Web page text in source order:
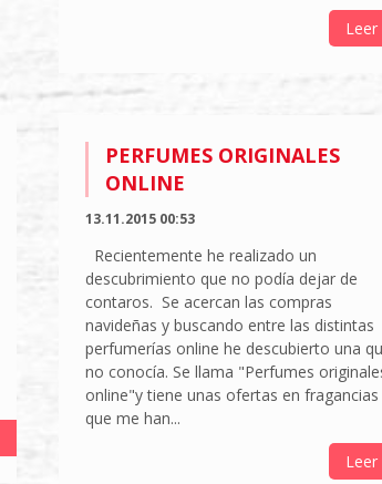
Leer
PERFUMES ORIGINALES
ONLINE
13.11.2015 00:53
Recientemente he realizado un
descubrimiento que no podía dejar de
contaros. Se acercan las compras
navideñas y buscando entre las distintas
perfumerías online he descubierto una
no conocía. Se llama "Perfumes
online"y tiene unas ofertas en fragancias
que me han...
Leer